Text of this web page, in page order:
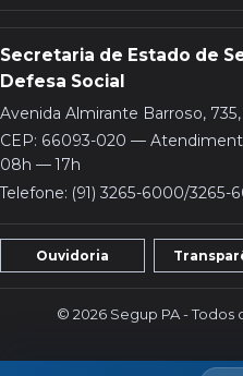
Secretaria de Estado de
Defesa Social
Avenida Almirante Barroso,
CEP: 66093-020 —
08h — 17h
Telefone: (91) 3265-6000/3265-
Ouvidoria
© 2026 Segup PA - Todos